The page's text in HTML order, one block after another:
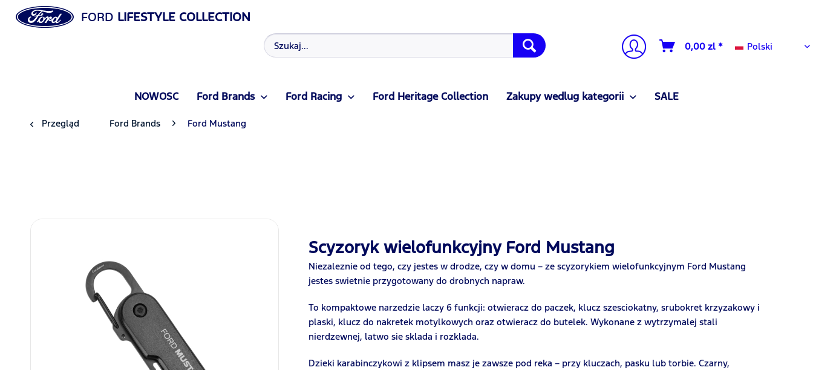
FORD LIFESTYLE COLLECTION
0,00 zl * Polski
Polski
NOWOSC Ford Brands Ford Racing Ford Heritage Collection Zakupy wedlug kategorii SALE
Przegląd Ford Brands Ford Mustang
Scyzoryk wielofunkcyjny Ford Mustang
Niezaleznie od tego, czy jestes w drodze, czy w domu – ze scyzorykiem wielofunkcyjnym Ford Mustang
jestes swietnie przygotowany do drobnych napraw.
To kompaktowe narzedzie laczy 6 funkcji: otwieracz do paczek, klucz szesciokatny, srubokret krzyzakowy i
plaski, klucz do nakretek motylkowych oraz otwieracz do butelek. Wykonane z wytrzymalej stali
nierdzewnej, latwo sie sklada i rozklada.
Dzieki karabinczykowi z klipsem masz je zawsze pod reka – przy kluczach, pasku lub torbie. Czarny,